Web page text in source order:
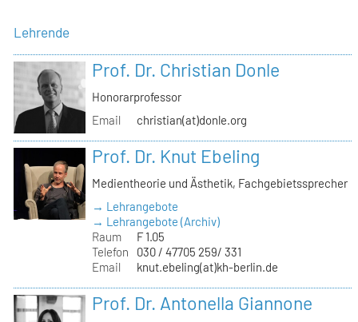
Lehrende
Prof. Dr. Christian Donle
Honorarprofessor
Email
christian(at)donle.org
Prof. Dr. Knut Ebeling
Medientheorie und Ästhetik, Fachgebietssprecher
→ Lehrangebote
→ Lehrangebote (Archiv)
Raum
F 1.05
Telefon
030 / 47705 259/ 331
Email
knut.ebeling(at)kh-berlin.de
Prof. Dr. Antonella Giannone